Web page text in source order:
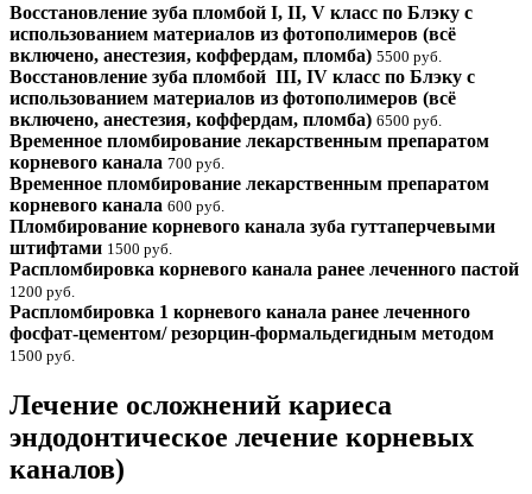
Восстановление зуба пломбой I, II, V класс по Блэку с
использованием материалов из фотополимеров (всё
включено, анестезия, коффердам, пломба) 5500 руб.
Восстановление зуба пломбой III, IV класс по Блэку с
использованием материалов из фотополимеров (всё
включено, анестезия, коффердам, пломба) 6500 руб.
Временное пломбирование лекарственным препаратом
корневого канала 700 руб.
Временное пломбирование лекарственным препаратом
корневого канала 600 руб.
Пломбирование корневого канала зуба гуттаперчевыми
штифтами 1500 руб.
Распломбировка корневого канала ранее леченного пастой
1200 руб.
Распломбировка 1 корневого канала ранее леченного
фосфат-цементом/ резорцин-формальдегидным методом
1500 руб.
Лечение осложнений кариеса
эндодонтическое лечение корневых
каналов)